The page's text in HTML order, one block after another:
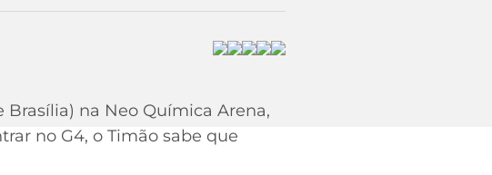
Brasília) na Neo Química Arena,
no G4, o Timão sabe que